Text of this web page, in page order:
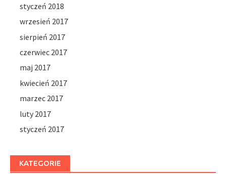
styczeń 2018
wrzesień 2017
sierpień 2017
czerwiec 2017
maj 2017
kwiecień 2017
marzec 2017
luty 2017
styczeń 2017
KATEGORIE